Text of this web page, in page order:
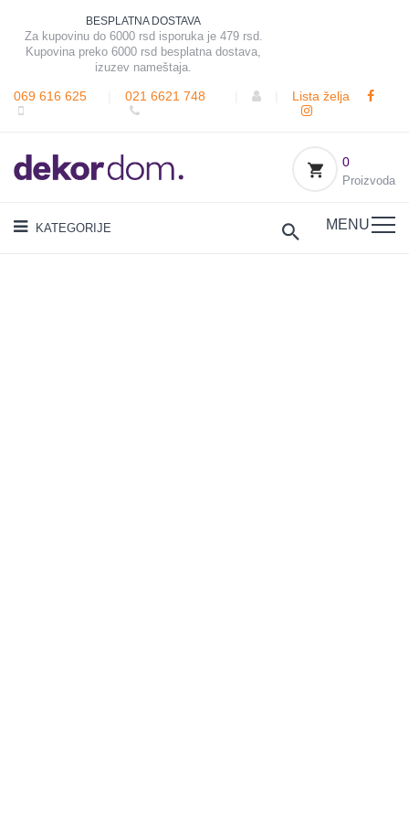
BESPLATNA DOSTAVA
Za kupovinu do 6000 rsd isporuka je 479 rsd.
Kupovina preko 6000 rsd besplatna dostava,
izuzev nameštaja.
069 616 625 021 6621 748 Lista želja
0
Proizvoda
KATEGORIJE MENU